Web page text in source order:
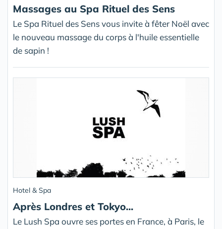
Massages au Spa Rituel des Sens
Le Spa Rituel des Sens vous invite à fêter Noël avec
le nouveau massage du corps à l'huile essentielle
de sapin !
Hotel & Spa
Après Londres et Tokyo...
Le Lush Spa ouvre ses portes en France, à Paris, le